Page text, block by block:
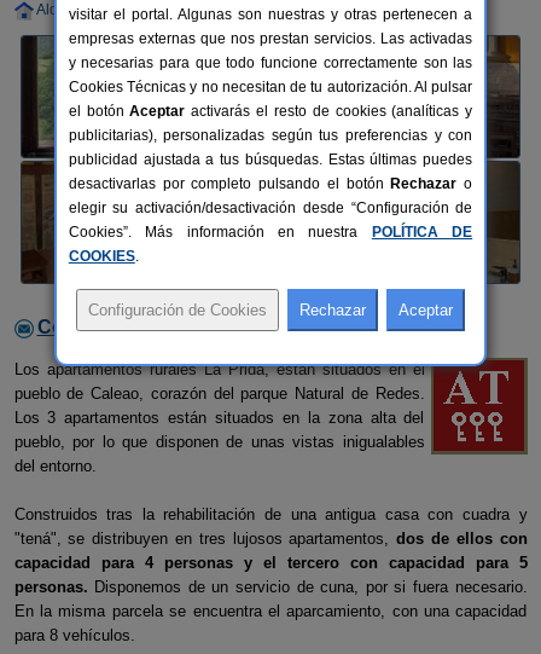
Alquiler completo 2-14+1 plazas 64 km de Oviedo
Contactar con el alojamiento
Los apartamentos rurales La Prida, están situados en el
pueblo de Caleao, corazón del parque Natural de Redes.
Los 3 apartamentos están situados en la zona alta del
pueblo, por lo que disponen de unas vistas inigualables
del entorno.
Construidos tras la rehabilitación de una antigua casa con cuadra y
"tená", se distribuyen en tres lujosos apartamentos,dos de ellos con
capacidad para 4 personas y el tercero con capacidad para 5
personas. Disponemos de un servicio de cuna, por si fuera necesario.
En la misma parcela se encuentra el aparcamiento, con una capacidad
para 8 vehículos.
visitar el portal. Algunas son nuestras y otras pertenecen a
empresas externas que nos prestan servicios. Las activadas
y necesarias para que todo funcione correctamente son las
Cookies Técnicas y no necesitan de tu autorización. Al pulsar
el botónAceptar activarás el resto de cookies (analíticas y
publicitarias), personalizadas según tus preferencias y con
publicidad ajustada a tus búsquedas. Estas últimas puedes
desactivarlas por completo pulsando el botón Rechazar o
elegir su activación/desactivación desde “Configuración de
Cookies”. Más información en nuestra
POLÍTICA DE
COOKIES.